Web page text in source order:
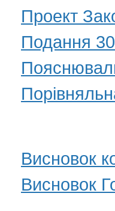
Проект
Подання
Висновок
Висновок